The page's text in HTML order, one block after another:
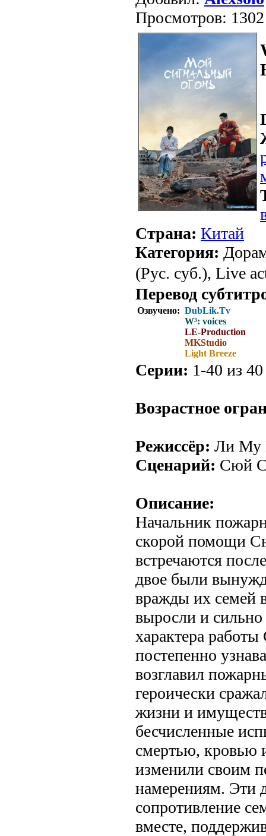
Просмотров: 1302
Страна: Китай
Категория:
(Рус. суб.), Live
Перевод
Озвучено: DubLik.Tv
W³: voices
LE-Production
MKStudio
Light Breeze
Серии: 1-40 из
Возрастное
Режиссёр: Ли Му
Сценарий: Сюй
Описание:
Начальник
скорой помощи
встречаются
двое были
вражды их семей
выросли и
характера
постепенно
возглавил
героически
жизни и
бесчисленные
смертью, кровью
изменили своим
намерениям. Эти
сопротивление
вместе,